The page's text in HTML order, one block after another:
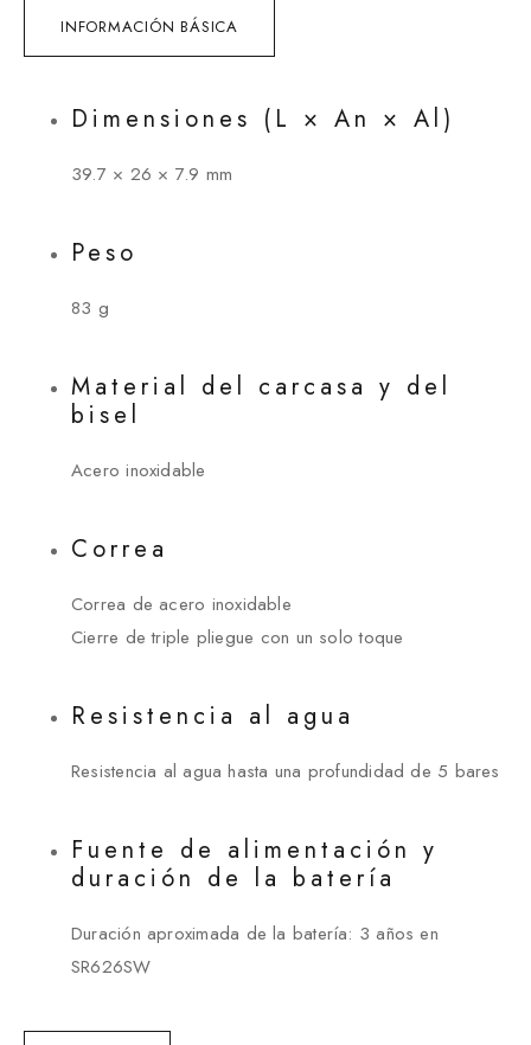
INFORMACIÓN BÁSICA
Dimensiones (L × An × Al)
39.7 × 26 × 7.9 mm
Peso
83 g
Material del carcasa y del
bisel
Acero inoxidable
Correa
Correa de acero inoxidable
Cierre de triple pliegue con un solo toque
Resistencia al agua
Resistencia al agua hasta una profundidad de 5 bares
Fuente de alimentación y
duración de la batería
Duración aproximada de la batería: 3 años en
SR626SW